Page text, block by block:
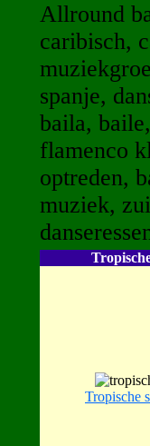
Allround
caribisch,
spanje,
baila,
flamenco
optreden,
muziek,
Tropische